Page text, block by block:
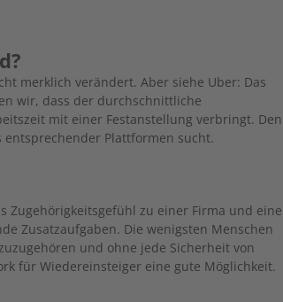
merklich verändert. Aber siehe Uber: Das
wir, dass der durchschnittliche
mit einer Festanstellung verbringt. Den
entsprechender Plattformen sucht.
Zugehörigkeitsgefühl zu einer Firma und eine
Zusatzaufgaben. Die wenigsten Menschen
und ohne jede Sicherheit von
für Wiedereinsteiger eine gute Möglichkeit.